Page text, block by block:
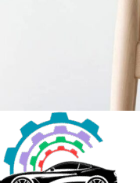
Furniture
A lacus bibendum